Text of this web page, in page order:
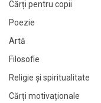
Cărți pentru copii
Poezie
Artă
Filosofie
Religie și spiritualitate
Cărți motivaționale